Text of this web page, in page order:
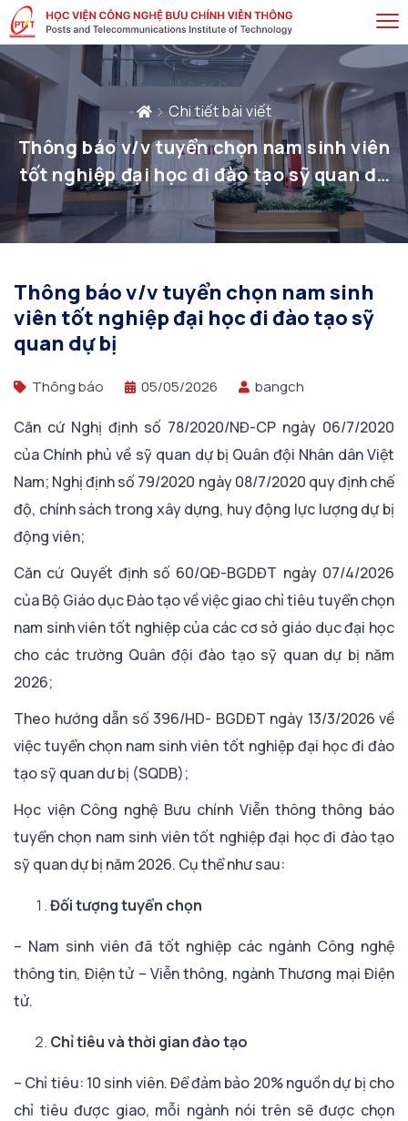
Chi tiết bài viết
Thông báo v/v tuyển chọn nam sinh viên
tốt nghiệp đại học đi đào tạo sỹ quan dự
bị
Thông báo v/v tuyển chọn nam sinh
viên tốt nghiệp đại học đi đào tạo sỹ
quan dự bị
Thông báo 05/05/2026 bangch
Căn cứ Nghị định số 78/2020/NĐ-CP ngày 06/7/2020
của Chính phủ về sỹ quan dự bị Quân đội Nhân dân Việt
Nam; Nghị định số 79/2020 ngày 08/7/2020 quy định chế
độ, chính sách trong xây dựng, huy động lực lượng dự bị
động viên;
Căn cứ Quyết định số 60/QĐ-BGDĐT ngày 07/4/2026
của Bộ Giáo dục Đào tạo về việc giao chỉ tiêu tuyển chọn
nam sinh viên tốt nghiệp của các cơ sở giáo dục đại học
cho các trường Quân đội đào tạo sỹ quan dự bị năm
2026;
Theo hướng dẫn số 396/HD- BGDĐT ngày 13/3/2026 về
việc tuyển chọn nam sinh viên tốt nghiệp đại học đi đào
tạo sỹ quan dư bị (SQDB);
Học viện Công nghệ Bưu chính Viễn thông thông báo
tuyển chọn nam sinh viên tốt nghiệp đại học đi đào tạo
sỹ quan dự bị năm 2026. Cụ thể như sau:
Đối tượng tuyển chọn
– Nam sinh viên đã tốt nghiệp các ngành Công nghệ
thông tin, Điện tử – Viễn thông, ngành Thương mại Điện
tử.
Chỉ tiêu và thời gian đào tạo
– Chỉ tiêu: 10 sinh viên. Để đảm bảo 20% nguồn dự bị cho
chỉ tiêu được giao, mỗi ngành nói trên sẽ được chọn